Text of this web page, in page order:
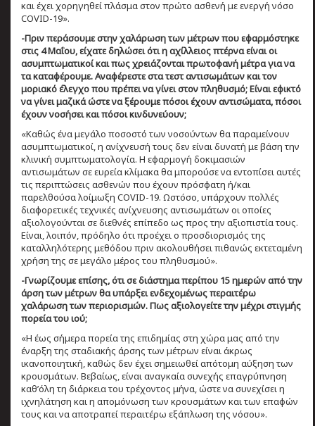
και έχει χορηγηθεί πλάσμα στον πρώτο ασθενή με ενεργή νόσο
COVID-19».
-Πριν περάσουμε στην χαλάρωση των μέτρων που εφαρμόστηκε
στις 4 Μαΐου, είχατε δηλώσει ότι η αχίλλειος πτέρνα είναι oι
ασυμπτωματικoί και πως χρειάζονται πρωτοφανή μέτρα για να
τα καταφέρουμε. Αναφέρεστε στα τεστ αντισωμάτων και τον
μοριακό έλεγχο που πρέπει να γίνει στον πληθυσμό; Είναι εφικτό
να γίνει μαζικά ώστε να ξέρουμε πόσοι έχουν αντισώματα, πόσοι
έχουν νοσήσει και πόσοι κινδυνεύουν;
«Καθώς ένα μεγάλο ποσοστό των νοσούντων θα παραμείνουν
ασυμπτωματικοί, η ανίχνευσή τους δεν είναι δυνατή με βάση την
κλινική συμπτωματολογία. Η εφαρμογή δοκιμασιών
αντισωμάτων σε ευρεία κλίμακα θα μπορούσε να εντοπίσει αυτές
τις περιπτώσεις ασθενών που έχουν πρόσφατη ή/και
παρελθούσα λοίμωξη COVID-19. Ωστόσο, υπάρχουν πολλές
διαφορετικές τεχνικές ανίχνευσης αντισωμάτων οι οποίες
αξιολογούνται σε διεθνές επίπεδο ως προς την αξιοπιστία τους.
Είναι, λοιπόν, πρόδηλο ότι προέχει ο προσδιορισμός της
καταλληλότερης μεθόδου πριν ακολουθήσει πιθανώς εκτεταμένη
χρήση της σε μεγάλο μέρος του πληθυσμού».
-Γνωρίζουμε επίσης, ότι σε διάστημα περίπου 15 ημερών από την
άρση των μέτρων θα υπάρξει ενδεχομένως περαιτέρω
χαλάρωση των περιορισμών. Πως αξιολογείτε την μέχρι στιγμής
πορεία του ιού;
«Η έως σήμερα πορεία της επιδημίας στη χώρα μας από την
έναρξη της σταδιακής άρσης των μέτρων είναι άκρως
ικανοποιητική, καθώς δεν έχει σημειωθεί απότομη αύξηση των
κρουσμάτων. Βεβαίως, είναι αναγκαία συνεχής επαγρύπνηση
καθ’όλη τη διάρκεια του τρέχοντος μήνα, ώστε να συνεχίσει η
ιχνηλάτηση και η απομόνωση των κρουσμάτων και των επαφών
τους και να αποτραπεί περαιτέρω εξάπλωση της νόσου».